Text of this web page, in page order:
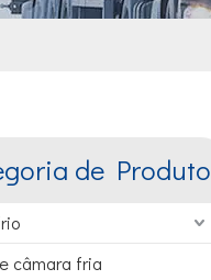
de Produto
câmara fria